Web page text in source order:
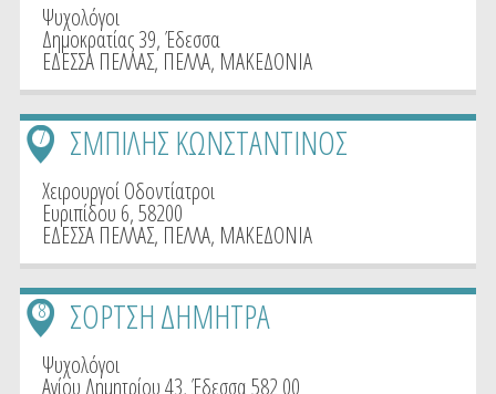
Ψυχολόγοι
Δημοκρατίας 39, Έδεσσα
ΕΔΕΣΣΑ ΠΕΛΛΑΣ, ΠΕΛΛΑ, ΜΑΚΕΔΟΝΙΑ
ΣΜΠΙΛΗΣ ΚΩΝΣΤΑΝΤΙΝΟΣ
7
Χειρουργοί Οδοντίατροι
Ευριπίδου 6, 58200
ΕΔΕΣΣΑ ΠΕΛΛΑΣ, ΠΕΛΛΑ, ΜΑΚΕΔΟΝΙΑ
ΣΟΡΤΣΗ ΔΗΜΗΤΡΑ
8
Ψυχολόγοι
Αγίου Δημητρίου 43, Έδεσσα 582 00